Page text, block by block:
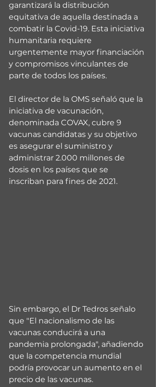
garantizará la distribución
equitativa de aquella destinada a
combatir la Covid-19. Esta iniciativa
humanitaria requiere
urgentemente mayor financiación
y compromisos vinculantes de
parte de todos los países.
El director de la OMS señaló que la
iniciativa de vacunación,
denominada COVAX, cubre 9
vacunas candidatas y su objetivo
es asegurar el suministro y
administrar 2.000 millones de
dosis en los países que se
inscriban para fines de 2021.
Sin embargo, el Dr Tedros señalo
que "El nacionalismo de las
vacunas conducirá a una
pandemia prolongada", añadiendo
que la competencia mundial
podría provocar un aumento en el
precio de las vacunas.